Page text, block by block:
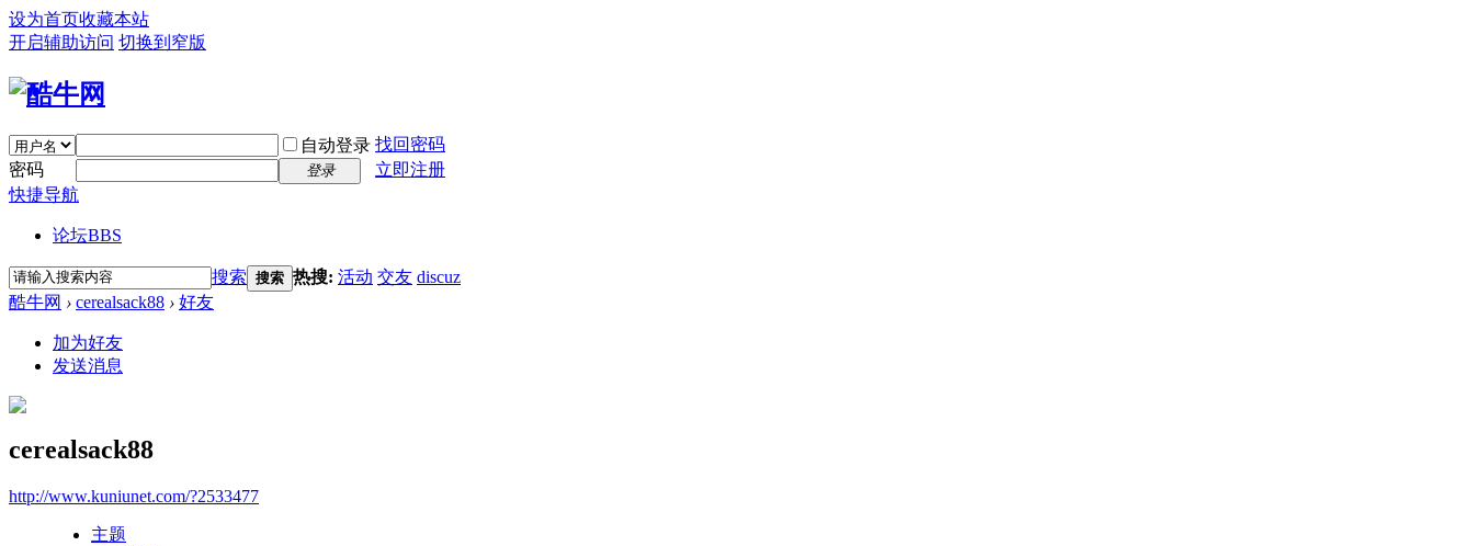
设为首页收藏本站
开启辅助访问 切换到窄版
自动登录 找回密码
密码
登录
立即注册
快捷导航
论坛BBS
搜索 搜索 热搜: 活动 交友 discuz
酷牛网 › cerealsack88 › 好友
加为好友
发送消息
cerealsack88
http://www.kuniunet.com/?2533477
主题